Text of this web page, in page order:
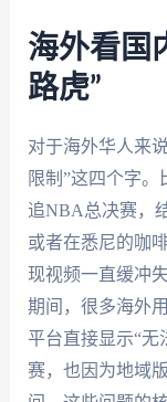
海外看国
路虎”
对于海外华人来
限制”这四个字
追NBA总决赛，
或者在悉尼的咖
现视频一直缓冲
期间，很多海外
平台直接显示“无
赛，也因为地域